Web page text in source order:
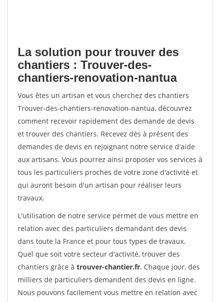
La solution pour trouver des
chantiers : Trouver-des-
chantiers-renovation-nantua
Vous êtes un artisan et vous cherchez des chantiers
Trouver-des-chantiers-renovation-nantua, découvrez
comment recevoir rapidement des demande de devis
et trouver des chantiers. Recevez dès à présent des
demandes de devis en rejoignant notre service d'aide
aux artisans. Vous pourrez ainsi proposer vos services à
tous les particuliers proches de votre zone d'activité et
qui auront besoin d'un artisan pour réaliser leurs
travaux.
L'utilisation de notre service permet de vous mettre en
relation avec des particuliers demandant des devis
dans toute la France et pour tous types de travaux.
Quel que soit votre secteur d'activité, trouver des
chantiers grâce à trouver-chantier.fr. Chaque jour, des
milliers de particuliers demandent des devis en ligne.
Nous pouvons facilement vous mettre en relation avec